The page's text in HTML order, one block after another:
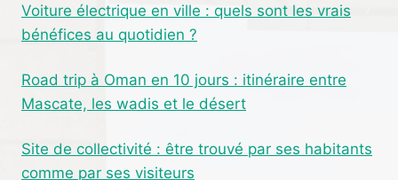
Voiture électrique en ville : quels sont les vrais
bénéfices au quotidien ?
Road trip à Oman en 10 jours : itinéraire entre
Mascate, les wadis et le désert
Site de collectivité : être trouvé par ses habitants
comme par ses visiteurs